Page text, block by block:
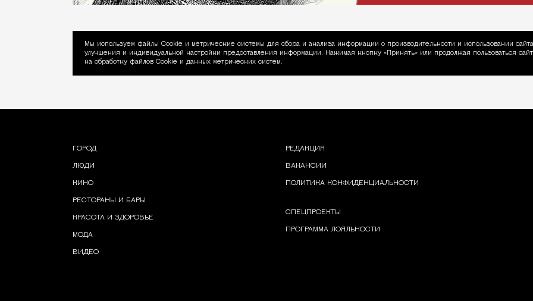
Уведомление об использовании Cookie
Мы используем файлы Сookie и метрические системы для сбора и анализа информации о производительности и использовании
улучшения и индивидуальной настройки предоставления информации. Нажимая кнопку «Принять» или продолжая пользоваться
на обработку файлов Cookie и данных метрических систем.
ГОРОД
ЛЮДИ
КИНО
РЕСТОРАНЫ И БАРЫ
КРАСОТА И ЗДОРОВЬЕ
МОДА
ВИДЕО
РЕДАКЦИЯ
ВАКАНСИИ
ПОЛИТИКА КОНФИДЕНЦИАЛЬНОСТИ
СПЕЦПРОЕКТЫ
ПРОГРАММА ЛОЯЛЬНОСТИ